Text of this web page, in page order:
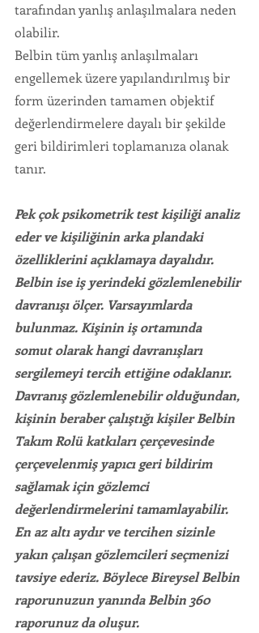
tarafından yanlış anlaşılmalara neden
olabilir.
Belbin tüm yanlış anlaşılmaları
engellemek üzere yapılandırılmış bir
form üzerinden tamamen objektif
değerlendirmelere dayalı bir şekilde
geri bildirimleri toplamanıza olanak
tanır.
Pek çok psikometrik test kişiliği analiz
eder ve kişiliğinin arka plandaki
özelliklerini açıklamaya dayalıdır.
Belbin ise iş yerindeki gözlemlenebilir
davranışı ölçer. Varsayımlarda
bulunmaz. Kişinin iş ortamında
somut olarak hangi davranışları
sergilemeyi tercih ettiğine odaklanır.
Davranış gözlemlenebilir olduğundan,
kişinin beraber çalıştığı kişiler Belbin
Takım Rolü katkıları çerçevesinde
çerçevelenmiş yapıcı geri bildirim
sağlamak için gözlemci
değerlendirmelerini tamamlayabilir.
En az altı aydır ve tercihen sizinle
yakın çalışan gözlemcileri seçmenizi
tavsiye ederiz. Böylece Bireysel Belbin
raporunuzun yanında Belbin 360
raporunuz da oluşur.